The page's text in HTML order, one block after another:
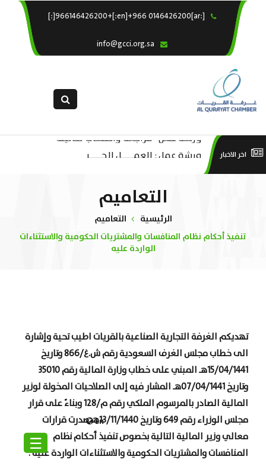
[:ar]966146426200+[:en]+966 0146426200[:]
En
☰
×
خدماتنا
التقديم الالكترونى
اخر الاخبار
ورشة عمل “مراجعة واحتساب تكاليف
بدء ومزاولة وإنهاء الأعمال الاقتصادية
لقطاع الترفيه – الثقافة – السياحة”
ورشة عمل : العمـــــل الحـــــر
التعاميم
الرئيسية
التعاميم
تنفيذ أحكام نظام المنافسات والمشتريات الحكومية والاستثناءات
الواردة عليه
تهديكم الغرفة التجارية الصناعية بالقريات اطيب تحية وإشارة
الى خطاب مجلس الغرف السعودية رقم ش.غ/866 وتاريخ
15/04/1441هـ المبني على خطاب وزارة المالية رقم 35010
وتاريخ 07/04/1441هـ المشار فيه إلى الصلاحيات المخولة لوزير
المالية الصادر بالمرسوم الملكي رقم م/128 وبناءً على قرار
مجلس الوزراء رقم 649 وتاريخ 13/11/1440هـ صدرت قرارات
معالي وزير المالية التالية بخصوص تنفيذ أحكام نظام
المنافسات والمشتريات الحكومية والاستثناءات الواردة عليه :